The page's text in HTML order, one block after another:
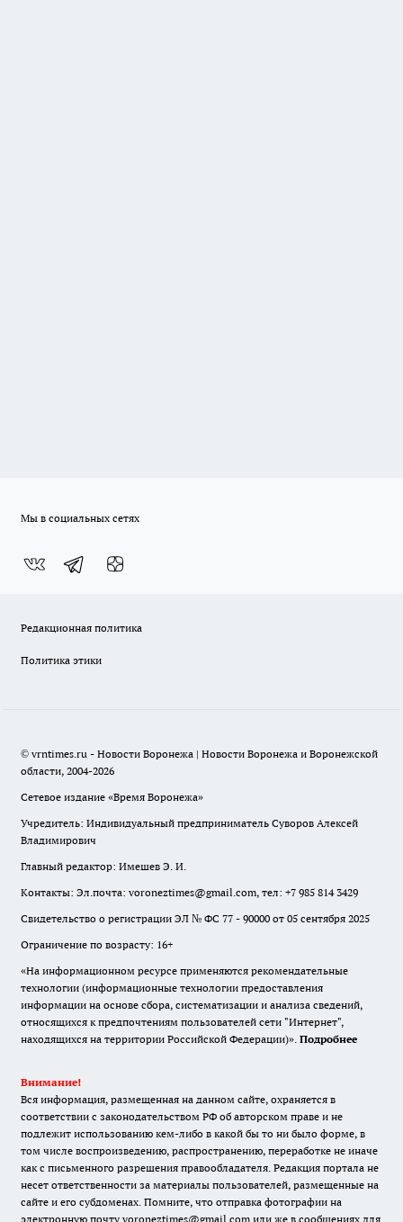
Мы в социальных сетях
Редакционная политика
Политика этики
© vrntimes.ru - Новости Воронежа | Новости Воронежа и Воронежской
области, 2004-2026
Сетевое издание «Время Воронежа»
Учредитель: Индивидуальный предприниматель Суворов Алексей
Владимирович
Главный редактор: Имешев Э. И.
Контакты: Эл.почта: voroneztimes@gmail.com, тел: +7 985 814 3429
Свидетельство о регистрации ЭЛ № ФС 77 - 90000 от 05 сентября 2025
Ограничение по возрасту: 16+
«На информационном ресурсе применяются рекомендательные
технологии (информационные технологии предоставления
информации на основе сбора, систематизации и анализа сведений,
относящихся к предпочтениям пользователей сети "Интернет",
находящихся на территории Российской Федерации)». Подробнее
Внимание!
Вся информация, размещенная на данном сайте, охраняется в
соответствии с законодательством РФ об авторском праве и не
подлежит использованию кем-либо в какой бы то ни было форме, в
том числе воспроизведению, распространению, переработке не иначе
как с письменного разрешения правообладателя. Редакция портала не
несет ответственности за материалы пользователей, размещенные на
сайте и его субдоменах. Помните, что отправка фотографии на
электронную почту voroneztimes@gmail.com или же в сообщениях для